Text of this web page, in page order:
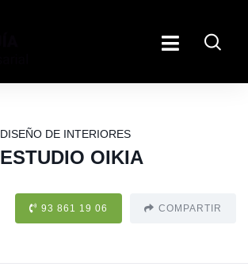
DISEÑO DE INTERIORES
ESTUDIO OIKIA
93 861 19 06 COMPARTIR